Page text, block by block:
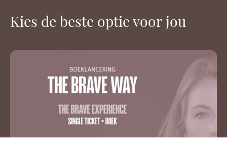
Kies de beste optie voor jou